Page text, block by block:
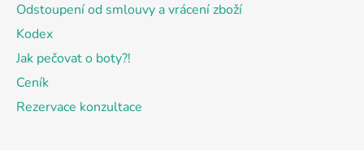
Odstoupení od smlouvy a vrácení zboží
Kodex
Jak pečovat o boty?!
Ceník
Rezervace konzultace